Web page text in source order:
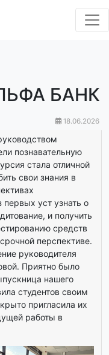
БАНК
18.06.2026
познавательную
стала отличной
свои знания в
первых уст узнать о
и получить
средств
перспективе.
руководителя
Приятно было
нашего
студентов своим
пригласила их
работы в